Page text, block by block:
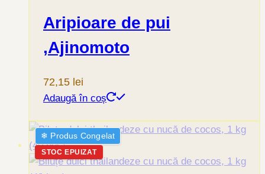
Aripioare de pui
,Ajinomoto
72,15 lei
Adaugă în coș
❄︎ Produs Congelat
STOC EPUIZAT